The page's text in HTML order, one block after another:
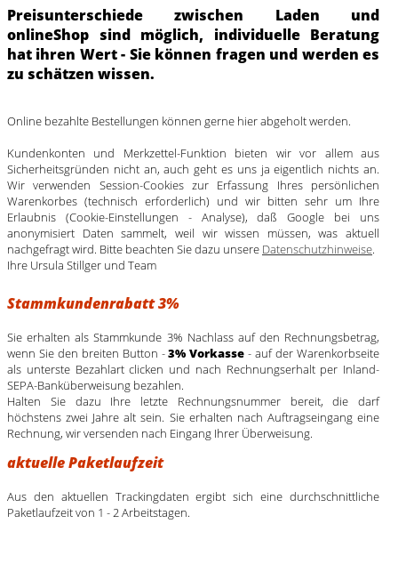
Preisunterschiede zwischen Laden und
onlineShop sind möglich, individuelle Beratung
hat ihren Wert - Sie können fragen und werden es
zu schätzen wissen.
Online bezahlte Bestellungen können gerne hier abgeholt werden.
Kundenkonten und Merkzettel-Funktion bieten wir vor allem aus
Sicherheitsgründen nicht an, auch geht es uns ja eigentlich nichts an.
Wir verwenden Session-Cookies zur Erfassung Ihres persönlichen
Warenkorbes (technisch erforderlich) und wir bitten sehr um Ihre
Erlaubnis (Cookie-Einstellungen - Analyse), daß Google bei uns
anonymisiert Daten sammelt, weil wir wissen müssen, was aktuell
nachgefragt wird. Bitte beachten Sie dazu unsere Datenschutzhinweise.
Ihre Ursula Stillger und Team
Stammkundenrabatt 3%
Sie erhalten als Stammkunde 3% Nachlass auf den Rechnungsbetrag,
wenn Sie den breiten Button -3% Vorkasse - auf der Warenkorbseite
als unterste Bezahlart clicken und nach Rechnungserhalt per Inland-
SEPA-Banküberweisung bezahlen.
Halten Sie dazu Ihre letzte Rechnungsnummer bereit, die darf
höchstens zwei Jahre alt sein. Sie erhalten nach Auftragseingang eine
Rechnung, wir versenden nach Eingang Ihrer Überweisung.
aktuelle Paketlaufzeit
Aus den aktuellen Trackingdaten ergibt sich eine durchschnittliche
Paketlaufzeit von 1 - 2 Arbeitstagen.